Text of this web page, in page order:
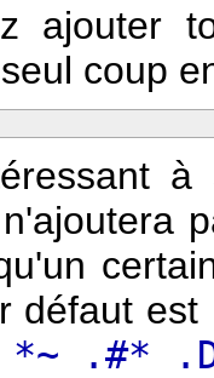
ajouter
coup
défaut
.#*